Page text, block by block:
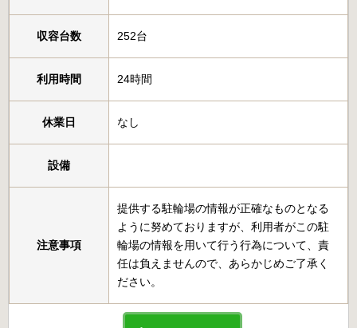
収容台数 252台
利用時間 24時間
休業日 なし
設備
注意事項
提供する駐輪場の情報が正確なものとなる
ように努めておりますが、利用者がこの駐
輪場の情報を用いて行う行為について、責
任は負えませんので、あらかじめご了承く
ださい。